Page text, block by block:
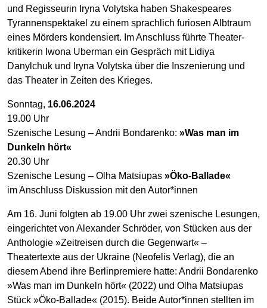
und Regisseurin Iryna Volytska haben Shakespeares
Tyrannen­spektakel zu einem sprachlich furiosen Albtraum
eines Mörders kondensiert. Im An­schluss führte Theater­
kritikerin Iwona Uberman ein Gespräch mit Lidiya
Danylchuk und Iryna Volytska über die Insze­nierung und
das Theater in Zeiten des Krieges.
Sonntag, 16.06.2024
19.00 Uhr
Szenische Lesung – Andrii Bondarenko: »Was man im
Dunkeln hört«
20.30 Uhr
Szenische Lesung – Olha Matsiupas »Öko-Ballade«
im Anschluss Diskussion mit den Autor*innen
Am 16. Juni folgten ab 19.00 Uhr zwei szenische Lesungen,
ein­gerichtet von Alexander Schröder, von Stücken aus der
Anthologie »Zeitreisen durch die Gegenwart« –
Theatertexte aus der Ukraine (Neofelis Verlag), die an
diesem Abend ihre Berlin­premiere hatte: Andrii Bondarenko
»Was man im Dunkeln hört« (2022) und Olha Matsiupas
Stück »Öko-Ballade« (2015). Beide Autor*innen stellten im